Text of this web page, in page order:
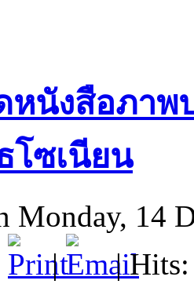
หนังสือภาพ
โซเนียน
Monday, 14
| | Hits: